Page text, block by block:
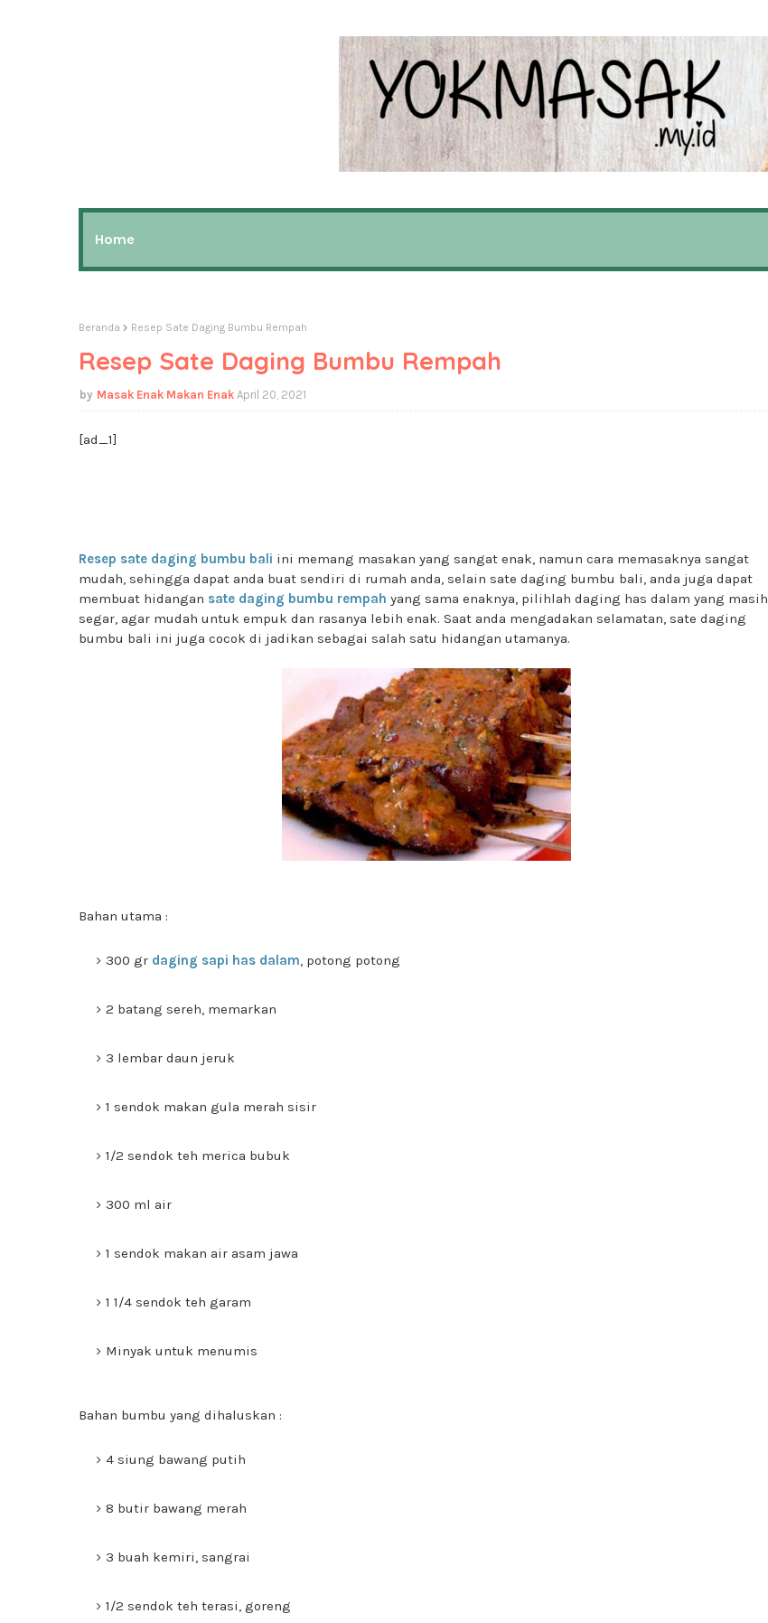
Home
Beranda Resep Sate Daging Bumbu Rempah
Resep Sate Daging Bumbu Rempah
Masak Enak Makan Enak April 20, 2021
[ad_1]
Resep sate daging bumbu bali ini memang masakan yang sangat enak, namun cara memasaknya sangat
mudah, sehingga dapat anda buat sendiri di rumah anda, selain sate daging bumbu bali, anda juga dapat
membuat hidangan sate daging bumbu rempah yang sama enaknya, pilihlah daging has dalam yang masih
segar, agar mudah untuk empuk dan rasanya lebih enak. Saat anda mengadakan selamatan, sate daging
bumbu bali ini juga cocok di jadikan sebagai salah satu hidangan utamanya.
Bahan utama :
300 gr daging sapi has dalam, potong potong
2 batang sereh, memarkan
3 lembar daun jeruk
1 sendok makan gula merah sisir
1/2 sendok teh merica bubuk
300 ml air
1 sendok makan air asam jawa
1 1/4 sendok teh garam
Minyak untuk menumis
Bahan bumbu yang dihaluskan :
4 siung bawang putih
8 butir bawang merah
3 buah kemiri, sangrai
1/2 sendok teh terasi, goreng